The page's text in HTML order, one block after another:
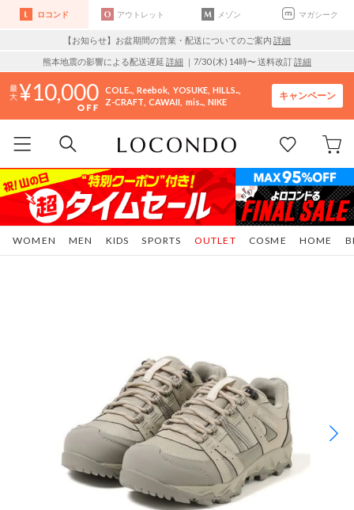
ロコンド アウトレット メゾン マガシーク
【お知らせ】お盆期間の営業・配送についてのご案内 詳細
熊本地震の影響による配送遅延 詳細 ｜7/30 (木) 14時〜 送料改訂詳細
10,000 COLE.. Reebok YOSUKE HILLS..
Z-CRAFT CAWAII mis.. NIKE
キャンペーン
WOMEN MEN KIDS SPORTS COSME HOME
OUTLET